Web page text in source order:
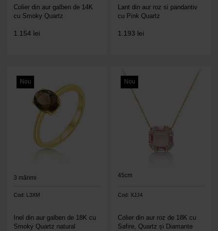
Colier din aur galben de 14K
cu Smoky Quartz
1.154 lei
Lant din aur roz si pandantiv
cu Pink Quartz
1.193 lei
Nou
3 mărimi
Cod: L3XM
Inel din aur galben de 18K cu
Smoky Quartz natural
Nou
45cm
Cod: XJJ4
Colier din aur roz de 18K cu
Safire, Quartz și Diamante